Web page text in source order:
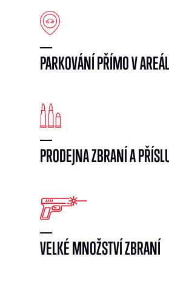
PARKOVÁNÍ PŘÍMO V
PRODEJNA ZBRANÍ A
VELKÉ MNOŽSTVÍ ZBRANÍ